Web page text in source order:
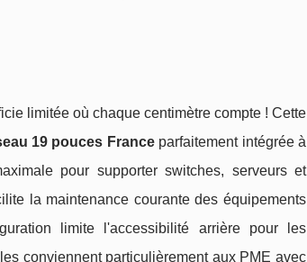
limitée où chaque centimètre compte ! Cette
19 pouces Franceparfaitement intégrée à
pour supporter switches, serveurs et
la maintenance courante des équipements
limite l'accessibilité arrière pour les
conviennent particulièrement aux PME avec